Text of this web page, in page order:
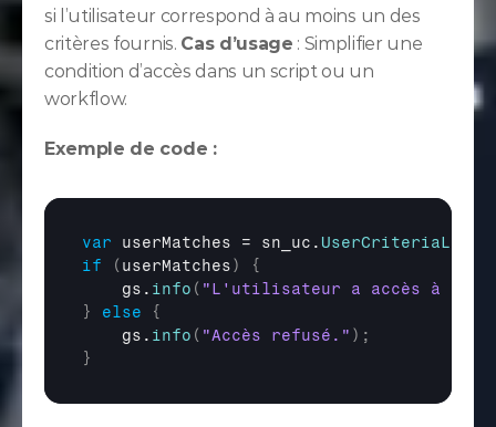
si l’utilisateur correspond à au moins un des
critères fournis. Cas d’usage : Simplifier une
condition d’accès dans un script ou un
workflow.
Exemple de code :
var userMatches = sn_uc .
if
( userMatches)
{
gs . info ( "L'utilisateur a accès à la
}
else
{
gs . info ( "Accès refusé." ) ;
}